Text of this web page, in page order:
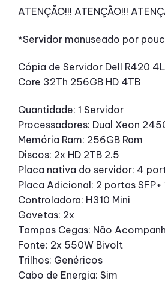
ATENÇÃO!!! ATENÇÃO!!!
*Servidor manuseado por
Cópia de Servidor Dell R420
Core 32Th 256GB HD 4TB
Quantidade: 1 Servidor
Processadores: Dual Xeon
Memória Ram: 256GB Ram
Discos: 2x HD 2TB 2.5
Placa nativa do servidor: 4
Placa Adicional: 2 portas SFP+
Controladora: H310 Mini
Gavetas: 2x
Tampas Cegas: Não
Fonte: 2x 550W Bivolt
Trilhos: Genéricos
Cabo de Energia: Sim